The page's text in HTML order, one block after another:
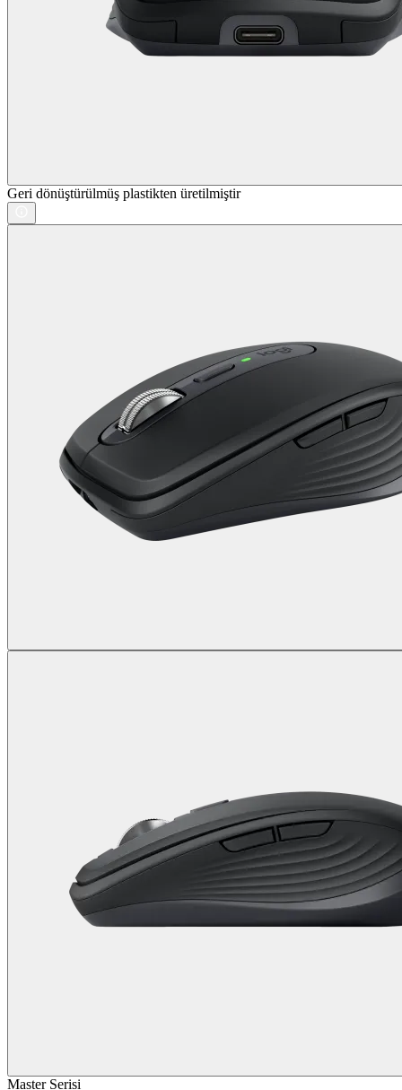
Geri dönüştürülmüş plastikten üretilmiştir
Master Serisi